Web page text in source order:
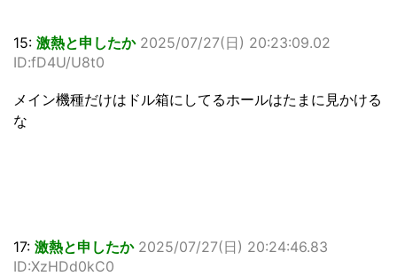
15: 激熱と申したか 2025/07/27(日) 20:23:09.02
ID:fD4U/U8t0
メイン機種だけはドル箱にしてるホールはたまに見かける
な
17: 激熱と申したか 2025/07/27(日) 20:24:46.83
ID:XzHDd0kC0